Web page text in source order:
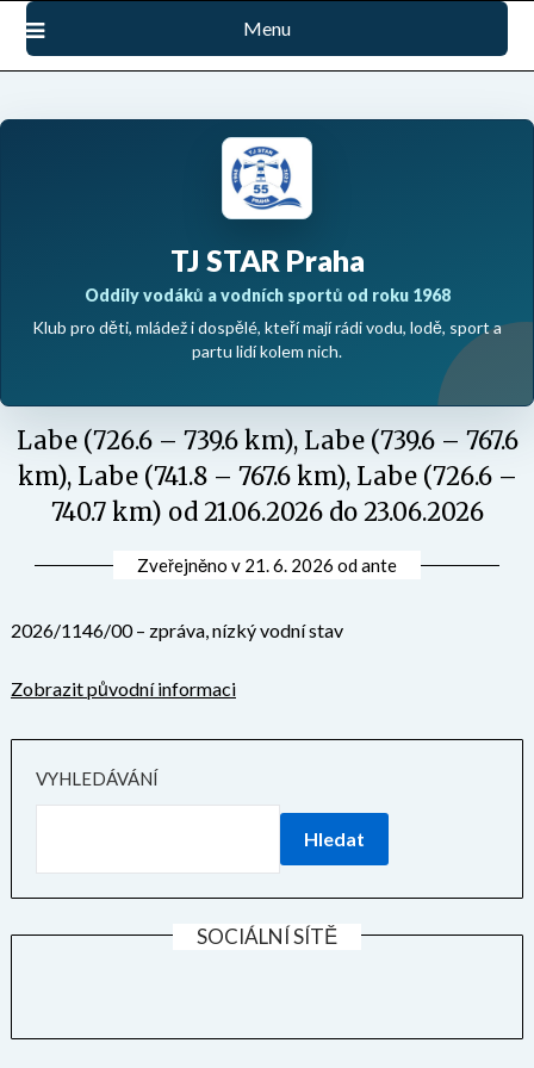
Přejdi
obsah
Menu
TJ STAR Praha
Oddíly vodáků a vodních sportů od roku 1968
Klub pro děti, mládež i dospělé, kteří mají rádi vodu, lodě, sport a
partu lidí kolem nich.
Labe (726.6 – 739.6 km), Labe (739.6 – 767.6
km), Labe (741.8 – 767.6 km), Labe (726.6 –
740.7 km) od 21.06.2026 do 23.06.2026
Zveřejněno v 21. 6. 2026 odante
2026/1146/00 – zpráva, nízký vodní stav
Zobrazit původní informaci
VYHLEDÁVÁNÍ
Hledat
SOCIÁLNÍ SÍTĚ